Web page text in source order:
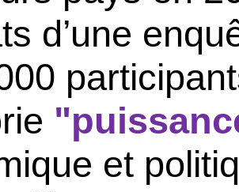
d’une
et